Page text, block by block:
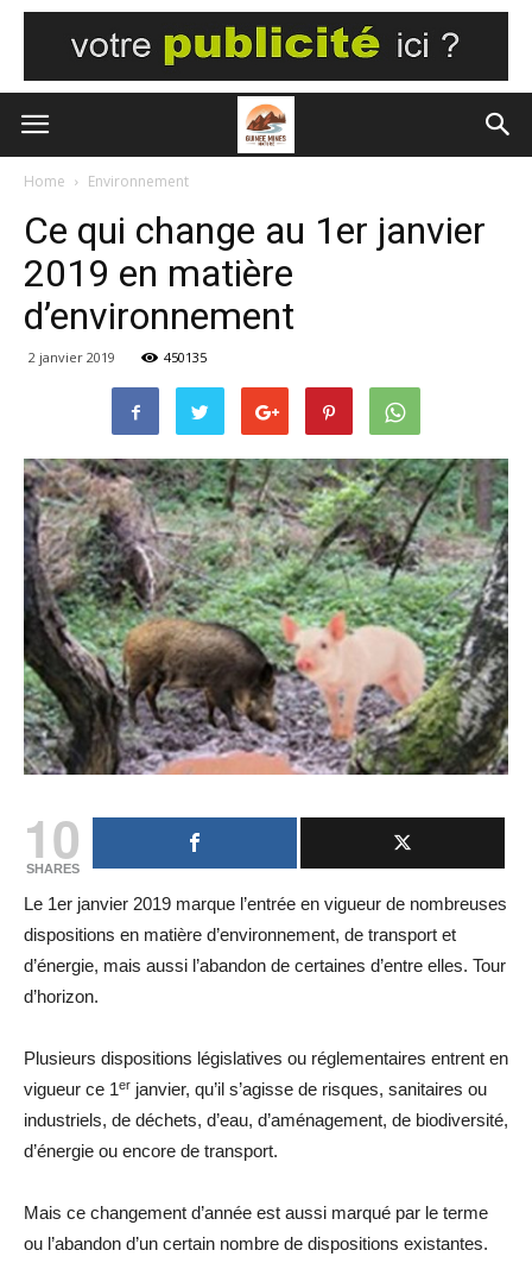
Home Environnement
Ce qui change au 1er janvier
2019 en matière
d’environnement
2 janvier 2019 450135
10
SHARES
Le 1er janvier 2019 marque l’entrée en vigueur de nombreuses
dispositions en matière d’environnement, de transport et
d’énergie, mais aussi l’abandon de certaines d’entre elles. Tour
d’horizon.
Plusieurs dispositions législatives ou réglementaires entrent en
vigueur ce 1er janvier, qu’il s’agisse de risques, sanitaires ou
industriels, de déchets, d’eau, d’aménagement, de biodiversité,
d’énergie ou encore de transport.
Mais ce changement d’année est aussi marqué par le terme
ou l’abandon d’un certain nombre de dispositions existantes.